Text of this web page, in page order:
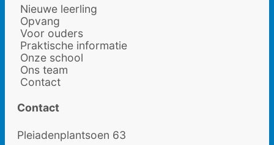
Nieuwe leerling
Opvang
Voor ouders
Praktische informatie
Onze school
Ons team
Contact
Contact
Pleiadenplantsoen 63